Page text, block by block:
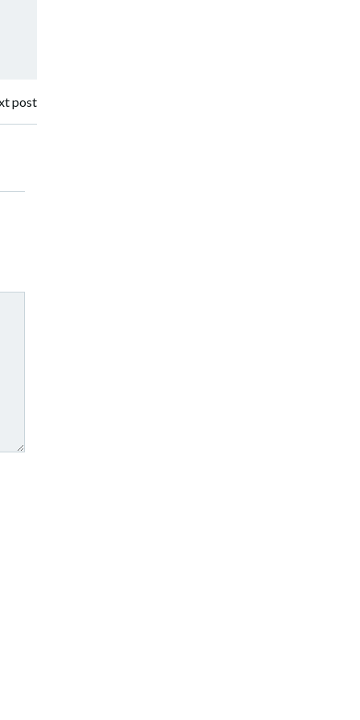
post